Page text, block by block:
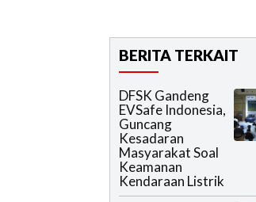
BERITA TERKAIT
DFSK Gandeng
EVSafe Indonesia,
Guncang
Kesadaran
Masyarakat Soal
Keamanan
Kendaraan Listrik